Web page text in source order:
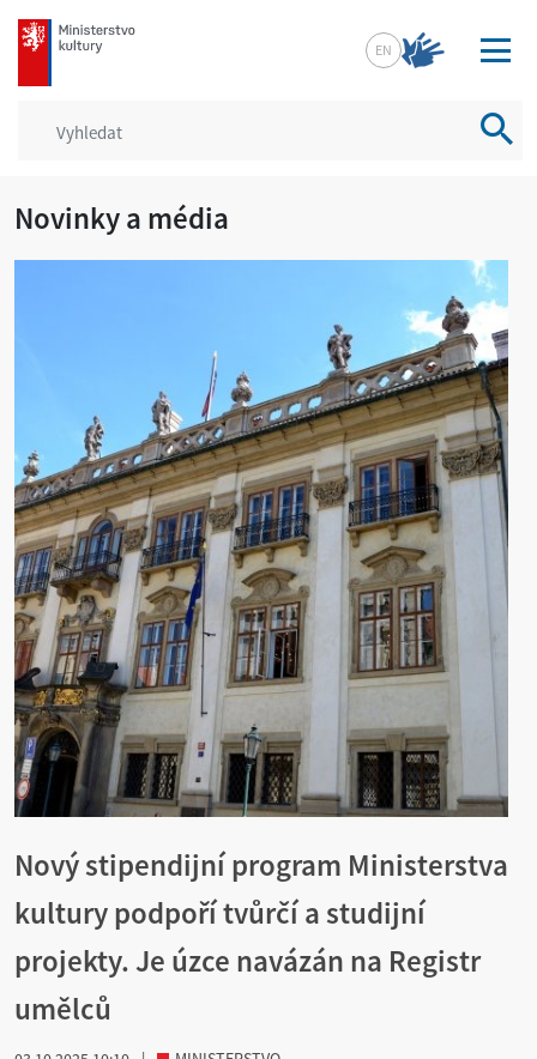
mkcr.cz
EN
Novinky a média
Nový stipendijní program Ministerstva
kultury podpoří tvůrčí a studijní
projekty. Je úzce navázán na Registr
umělců